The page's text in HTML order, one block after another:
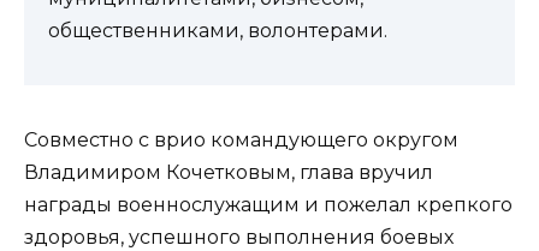
общественниками, волонтерами.
Совместно с врио командующего округом
Владимиром Кочетковым, глава вручил
награды военнослужащим и пожелал крепкого
здоровья, успешного выполнения боевых